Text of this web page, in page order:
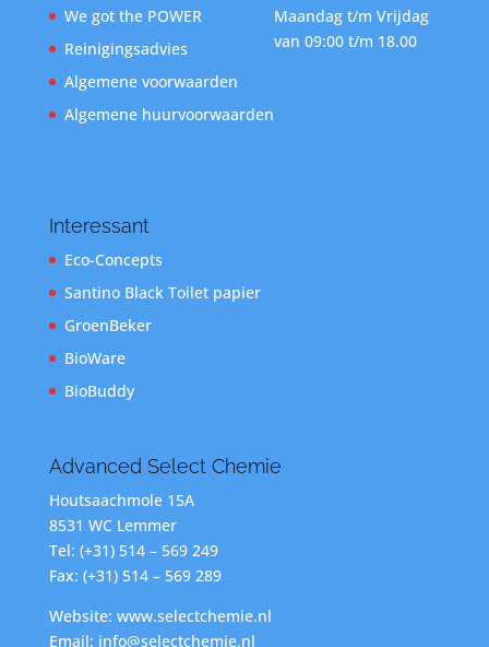
We got the POWER
Reinigingsadvies
Algemene voorwaarden
Algemene huurvoorwaarden
Maandag t/m Vrijdag
van 09:00 t/m 18.00
Interessant
Eco-Concepts
Santino Black Toilet papier
GroenBeker
BioWare
BioBuddy
Advanced Select Chemie
Houtsaachmole 15A
8531 WC Lemmer
Tel: (+31) 514 – 569 249
Fax: (+31) 514 – 569 289
Website: www.selectchemie.nl
Email: info@selectchemie.nl